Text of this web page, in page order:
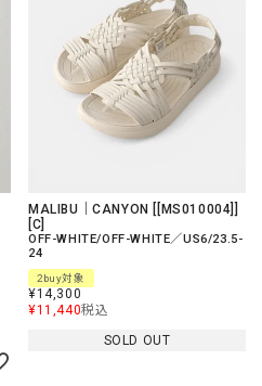
MALIBU｜CANYON [[MS010004]]
[C]
OFF-WHITE/OFF-WHITE／US6/23.5-
24
2buy対象
¥14,300
¥11,440税込
SOLD OUT